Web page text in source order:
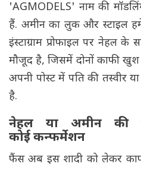
'AGMODELS' नाम की
हैं. अमीन का लुक और स्टाइल
इंस्टाग्राम प्रोफाइल पर नेहल के
मौजूद है, जिसमें दोनों काफी
अपनी पोस्ट में पति की तस्वीर
है.
नेहल या अमीन
कोई कन्फर्मेशन
फैंस अब इस शादी को लेकर